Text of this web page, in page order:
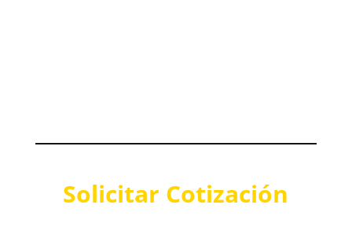
Solicitar Cotización